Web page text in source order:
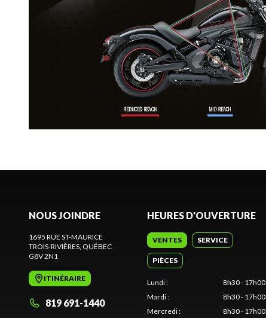
NOUS JOINDRE
1695 RUE ST-MAURICE
TROIS-RIVIÈRES, QUÉBEC
G8V 2N1
ITINÉRAIRE
819 691-1440
HEURES D'OUVERTURE
VENTES SERVICE
PIÈCES
Lundi:
8h30 - 17h00
Mardi:
8h30 - 17h00
Mercredi:
8h30 - 17h00